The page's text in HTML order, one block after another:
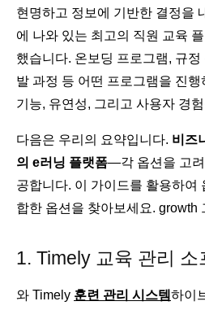
현명하고 정보에 기반한 결정을
에 나와 있는 최고의 직원 교육
했습니다. 온보딩 프로그램, 규정
발 과정 등 어떤 프로그램을 진
기능, 유연성, 그리고 사용자 경
다음은 우리의 요약입니다. 비즈
의 e러닝 플랫폼—각 옵션을 고려
공합니다. 이 가이드를 활용하여
합한 옵션을 찾아보세요. growth
1. Timely 교육 관리 소
와 Timely 훈련 관리 시스템하이